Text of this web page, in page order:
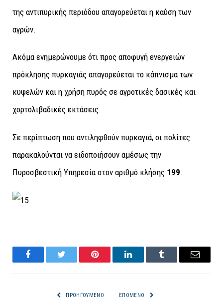
της αντιπυρικής περιόδου απαγορεύεται η καύση των
αγρών.
Ακόμα ενημερώνουμε ότι προς αποφυγή ενεργειών
πρόκλησης πυρκαγιάς απαγορεύεται το κάπνισμα των
κυψελών και η χρήση πυρός σε αγροτικές δασικές και
χορτολιβαδικές εκτάσεις.
Σε περίπτωση που αντιληφθούν πυρκαγιά, οι πολίτες
παρακαλούνται να ειδοποιήσουν αμέσως την
Πυροσβεστική Υπηρεσία στον αριθμό κλήσης 199.
FacebookTwitter Pinterest LinkedInTumblr Email
ΠΡΟΗΓΟΎΜΕΝΟ ΕΠΌΜΕΝΟ